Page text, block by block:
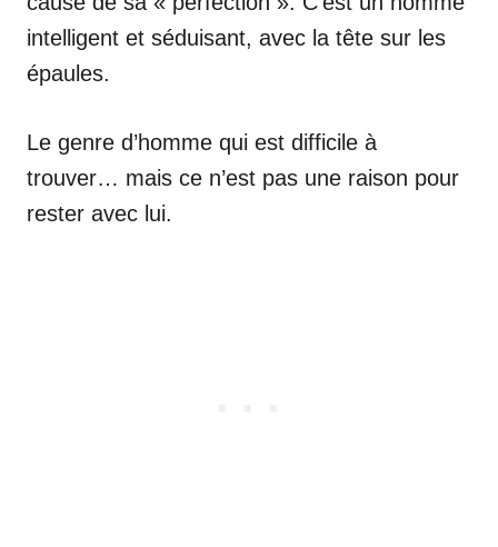
intelligent et séduisant, avec la tête sur les
épaules.
Le genre d’homme qui est difficile à
trouver… mais ce n’est pas une raison pour
rester avec lui.